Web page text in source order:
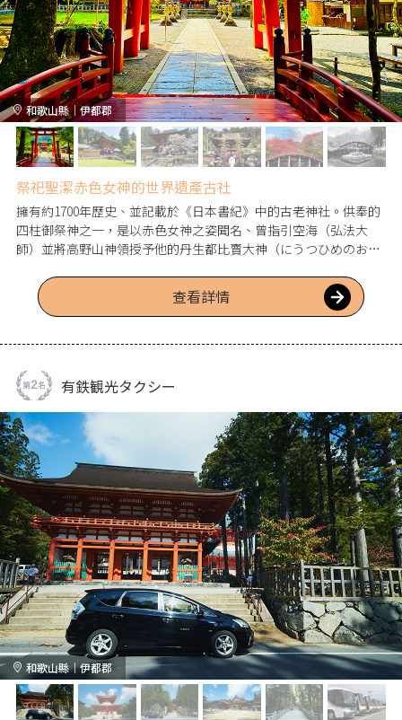
和歌山縣｜伊都郡
祭祀聖潔赤色女神的世界遺產古社
擁有約1700年歷史、並記載於《日本書紀》中的古老神社。供奉的
四柱御祭神之一，是以赤色女神之姿聞名、曾指引空海（弘法大
師）並將高野山神領授予他的丹生都比賣大神（にうつひめのおお
時朝廷與幕府記載，鎌倉時代元寇（蒙古襲來）之際，正是丹生都
比賣大神的神威退卻了蒙古大軍。以「一間社春日造」建築形式興
樓門一同被列為重要文化財，並登錄為世界遺產。
查看詳情
和歌山縣｜伊都郡
有鉄観光タクシー